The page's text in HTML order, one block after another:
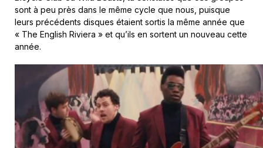
sont à peu près dans le même cycle que nous, puisque
leurs précédents disques étaient sortis la même année que
« The English Riviera » et qu’ils en sortent un nouveau cette
année.